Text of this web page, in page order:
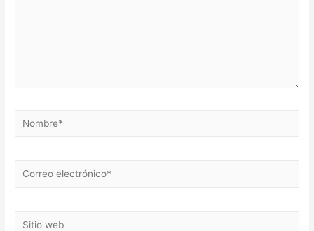
Nombre*
Correo
Sitio